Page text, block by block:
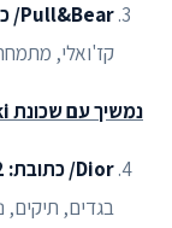
Pull&Bear/ כתובת: Ermou 17
קז'ואלי, מתמחה
נמשיך עם שכונת Kolonaki שם תמצאו:
Dior/ כתובת: Tsakalof 12
בגדים, תיקים,